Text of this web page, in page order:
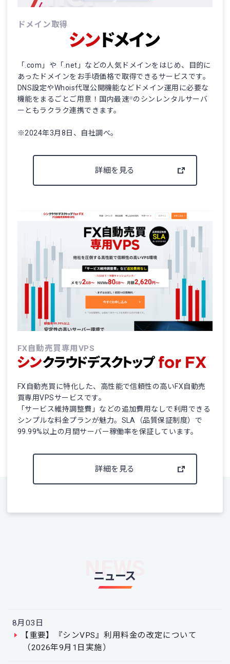
ドメイン取得
「.com」や「.net」などの人気ドメインをはじめ、目的に
あったドメインをお手頃価格で取得できるサービスです。
DNS設定やWhois代理公開機能などドメイン運用に必要な
機能をまるごとご用意！国内最速※ のシンレンタルサーバ
ーともラクラク連携できます。
※2024年3月8日、自社調べ。
詳細を見る
FX自動売買専用VPS
FX自動売買に特化した、高性能で信頼性の高いFX自動売
買専用VPSサービスです。
「サービス維持調整費」などの追加費用なしで利用できる
シンプルな料金プランが魅力。SLA（品質保証制度）で
99.99%以上の月間サーバー稼働率を保証しています。
詳細を見る
ニュース
NEWS
8月03日
【重要】『シンVPS』利用料金の改定について
（2026年9月1日実施）